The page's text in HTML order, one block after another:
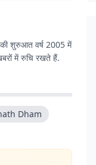
की शुरुआत वर्ष 2005 में
में रुचि रखते हैं.
Dham